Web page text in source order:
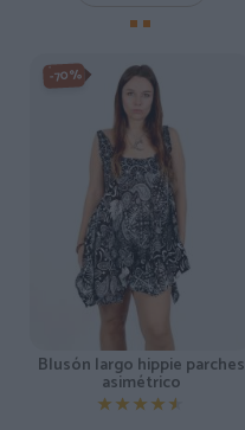
-70%
Blusón largo hippie parches
asimétrico
★★★★★
★★★★★